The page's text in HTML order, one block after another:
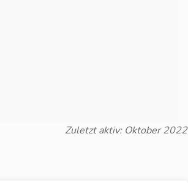
Zuletzt aktiv: Oktober 2022